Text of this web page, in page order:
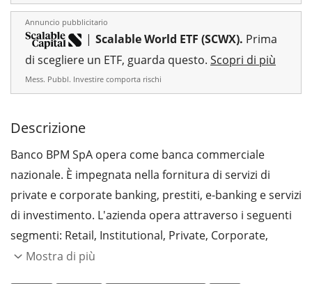
Annuncio pubblicitario
| Scalable World ETF (SCWX). Prima
di scegliere un ETF, guarda questo. Scopri di più
Mess. Pubbl. Investire comporta rischi
Descrizione
Banco BPM SpA opera come banca commerciale
nazionale. È impegnata nella fornitura di servizi di
private e corporate banking, prestiti, e-banking e servizi
di investimento. L'azienda opera attraverso i seguenti
segmenti: Retail, Institutional, Private, Corporate,
Investment Banking, Insurance, Strategic Partnerships,
Mostra di più